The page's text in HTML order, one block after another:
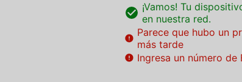
¡Vamos! Tu
en nuestra red.
Parece que hubo un
más tarde
Ingresa un número